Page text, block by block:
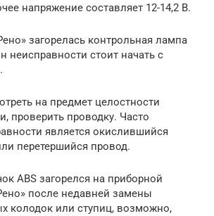
напряжение составляет 12-14,2 В.
загорелась контрольная лампа
неисправности стоит начать с
на предмет целостности
проверить проводку. Часто
является окислившийся
перетершийся провод.
ABS загорелся на приборной
после недавней замены
колодок или ступиц, возможно,